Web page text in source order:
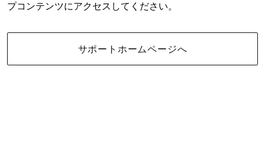
プコンテンツにアクセスしてください。
サポートホームページへ